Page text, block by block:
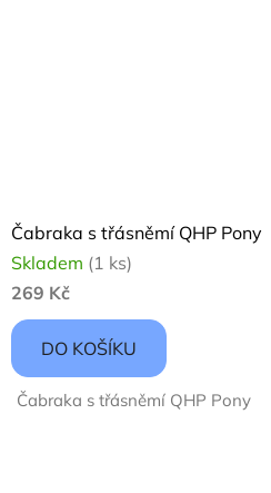
Čabraka s třásněmí QHP Pony
Skladem (1 ks)
269 Kč
DO KOŠÍKU
Čabraka s třásněmí QHP Pony